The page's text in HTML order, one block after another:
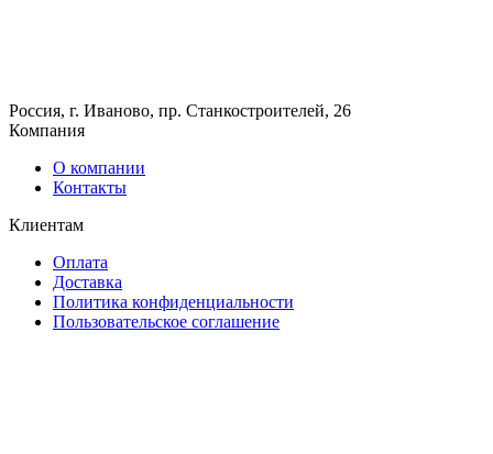
Россия, г. Иваново, пр. Станкостроителей, 26
Компания
О компании
Контакты
Клиентам
Оплата
Доставка
Политика конфиденциальности
Пользовательское соглашение